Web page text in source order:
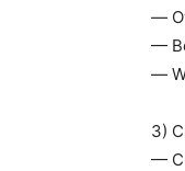
—
—
—
3)
—